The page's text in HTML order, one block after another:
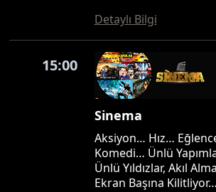
Detaylı Bilgi
15:00
Sinema
Aksiyon… Hız…
Komedi… Ünlü
Ünlü Yıldızlar, Akıl
Ekran Başına Kilitliyor…